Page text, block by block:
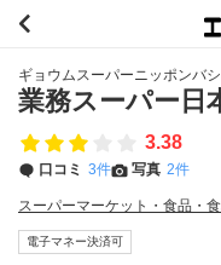
ギョウムスーパーニッポンバ
業務スーパー日
3.38
口コミ 3件 写真 2件
スーパーマーケット・食品・
電子マネー決済可